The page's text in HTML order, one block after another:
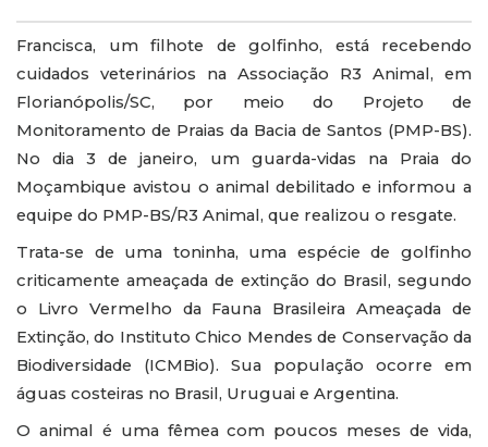
Francisca, um filhote de golfinho, está recebendo
cuidados veterinários na Associação R3 Animal, em
Florianópolis/SC, por meio do Projeto de
Monitoramento de Praias da Bacia de Santos (PMP-BS).
No dia 3 de janeiro, um guarda-vidas na Praia do
Moçambique avistou o animal debilitado e informou a
equipe do PMP-BS/R3 Animal, que realizou o resgate.
Trata-se de uma toninha, uma espécie de golfinho
criticamente ameaçada de extinção do Brasil, segundo
o Livro Vermelho da Fauna Brasileira Ameaçada de
Extinção, do Instituto Chico Mendes de Conservação da
Biodiversidade (ICMBio). Sua população ocorre em
águas costeiras no Brasil, Uruguai e Argentina.
O animal é uma fêmea com poucos meses de vida,